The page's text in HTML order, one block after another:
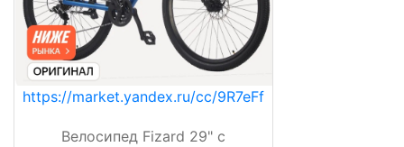
https://market.yandex.ru/cc/9R7eFf
Велосипед Fizard 29" с